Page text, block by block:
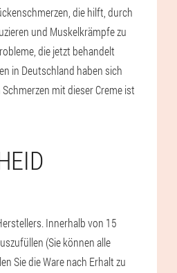
die hilft, durch
und Muskelkrämpfe zu
die jetzt behandelt
in Deutschland haben sich
mit dieser Creme ist
Innerhalb von 15
(Sie können alle
Sie die Ware nach Erhalt zu